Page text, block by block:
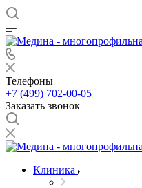
Телефоны
+7 (499) 702-00-05
Заказать звонок
Клиника